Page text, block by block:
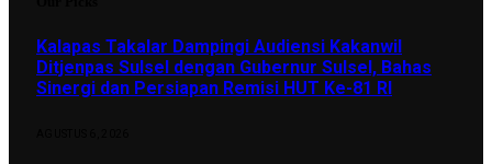
Kalapas Takalar Dampingi Audiensi Kakanwil
Ditjenpas Sulsel dengan Gubernur Sulsel, Bahas
Sinergi dan Persiapan Remisi HUT Ke-81 RI